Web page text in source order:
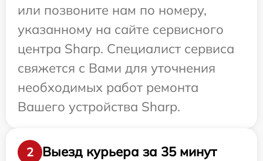
или позвоните нам по номеру,
указанному на сайте сервисного
центра Sharp. Специалист сервиса
свяжется с Вами для уточнения
необходимых работ ремонта
Вашего устройства Sharp.
2 Выезд курьера за 35 минут